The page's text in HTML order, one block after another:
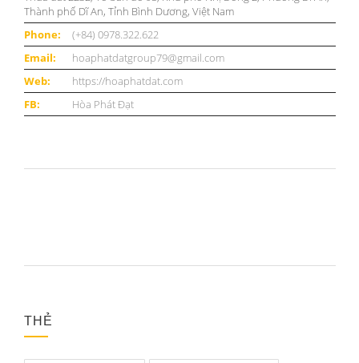
Thành phố Dĩ An, Tỉnh Bình Dương, Việt Nam
Phone:
(+84) 0978.322.622
Email:
hoaphatdatgroup79@gmail.com
Web:
https://hoaphatdat.com
FB:
Hòa Phát Đạt
THẺ